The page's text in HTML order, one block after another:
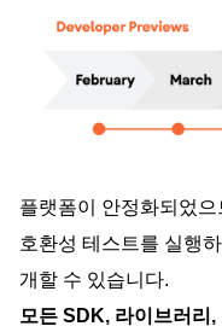
플랫폼이 안정화되었으
호환성 테스트를 실행
개할 수 있습니다.
모든 SDK, 라이브러리